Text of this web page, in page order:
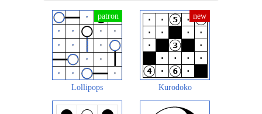
Lollipops Kurodoko